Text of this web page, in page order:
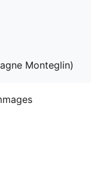
Monteglin)